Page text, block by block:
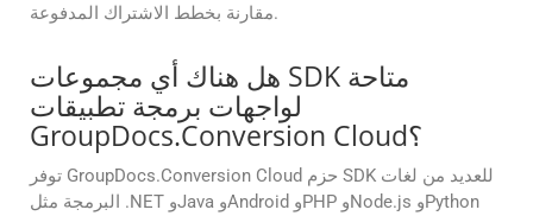
مقارنة بخطط الاشتراك المدفوعة.
هل هناك أي مجموعات SDK متاحة
لواجهات برمجة تطبيقات
GroupDocs.Conversion Cloud؟
توفر GroupDocs.Conversion Cloud حزم SDK للعديد من لغات
البرمجة مثل .NET وJava وAndroid وPHP وNode.js وPython